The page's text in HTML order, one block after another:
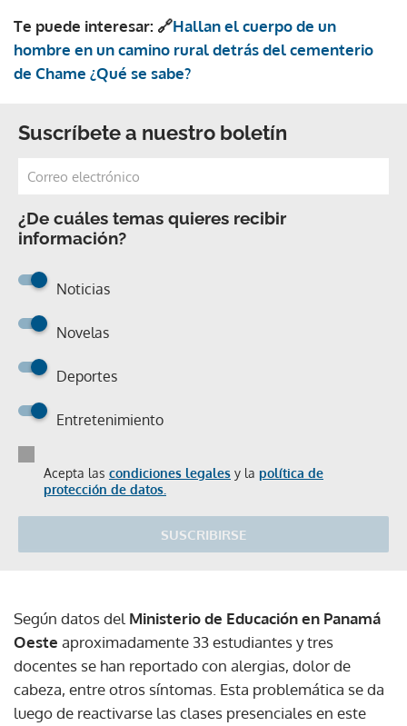
Te puede interesar: 🔗Hallan el cuerpo de un
hombre en un camino rural detrás del cementerio
de Chame ¿Qué se sabe?
Suscríbete a nuestro boletín
¿De cuáles temas quieres recibir
información?
Noticias
Novelas
Deportes
Entretenimiento
Acepta las condiciones legales y la política de
protección de datos.
SUSCRIBIRSE
Según datos del Ministerio de Educación en Panamá
Oeste aproximadamente 33 estudiantes y tres
docentes se han reportado con alergias, dolor de
cabeza, entre otros síntomas. Esta problemática se da
luego de reactivarse las clases presenciales en este